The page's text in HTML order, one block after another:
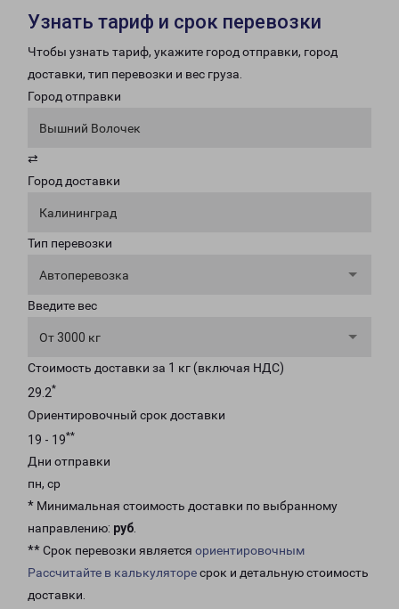
Узнать тариф и срок перевозки
Чтобы узнать тариф, укажите город отправки, город
доставки, тип перевозки и вес груза.
Город отправки
Вышний Волочек
⇄
Город доставки
Калининград
Тип перевозки
Автоперевозка
Введите вес
От 3000 кг
Стоимость доставки за 1 кг (включая НДС)
29.2*
Ориентировочный срок доставки
19 - 19**
Дни отправки
пн, ср
* Минимальная стоимость доставки по выбранному
направлению: руб.
** Срок перевозки является ориентировочным
Рассчитайте в калькуляторесрок и детальную стоимость
доставки.